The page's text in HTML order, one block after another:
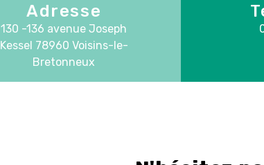
Adresse
130 -136 avenue Joseph
Kessel 78960 Voisins-le-
Bretonneux